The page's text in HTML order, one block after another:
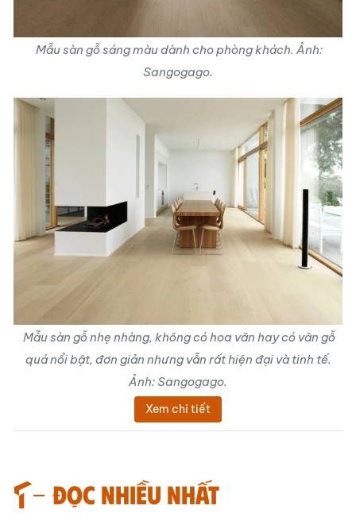
Mẫu sàn gỗ sáng màu dành cho phòng khách. Ảnh:
Sangogago.
Mẫu sàn gỗ nhẹ nhàng, không có hoa văn hay có vân gỗ
quá nổi bật, đơn giản nhưng vẫn rất hiện đại và tinh tế.
Ảnh: Sangogago.
Xem chi tiết
Đọc nhiều nhất